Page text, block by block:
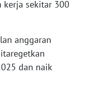
kerja sekitar 300
anggaran
dan naik